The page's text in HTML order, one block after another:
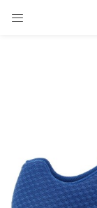
Remember me